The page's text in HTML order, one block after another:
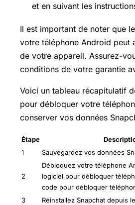
et en suivant les
Il est important de noter que
votre téléphone Android peut
de votre appareil. Assurez-
conditions de votre garantie
Voici un tableau récapitulatif
pour débloquer votre
conserver vos données
Étape
1
Sauvegardez vos données
2
Débloquez votre téléphone
logiciel pour débloquer
code pour débloquer
3
Réinstallez Snapchat depuis